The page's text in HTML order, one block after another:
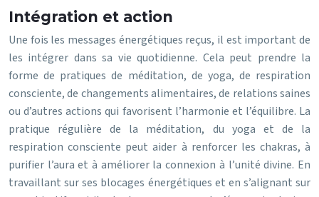
Intégration et action
Une fois les messages énergétiques reçus, il est important de
les intégrer dans sa vie quotidienne. Cela peut prendre la
forme de pratiques de méditation, de yoga, de respiration
consciente, de changements alimentaires, de relations saines
ou d’autres actions qui favorisent l’harmonie et l’équilibre. La
pratique régulière de la méditation, du yoga et de la
respiration consciente peut aider à renforcer les chakras, à
purifier l’aura et à améliorer la connexion à l’unité divine. En
travaillant sur ses blocages énergétiques et en s’alignant sur